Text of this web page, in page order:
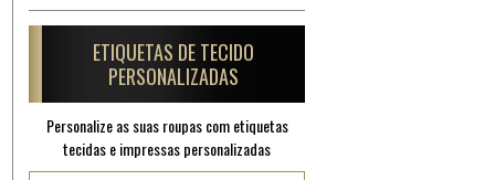
ETIQUETAS DE TECIDO
PERSONALIZADAS
Personalize as suas roupas com etiquetas
tecidas e impressas personalizadas